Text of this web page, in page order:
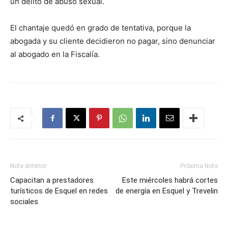
El chantaje quedó en grado de tentativa, porque la
abogada y su cliente decidieron no pagar, sino denunciar
al abogado en la Fiscalía.
Nota anterior
Capacitan a prestadores
turísticos de Esquel en redes
sociales
Próxima Nota
Este miércoles habrá cortes
de energía en Esquel y Trevelin